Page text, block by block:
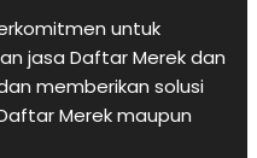
untuk
jasa Daftar Merek dan
memberikan solusi
Merek maupun